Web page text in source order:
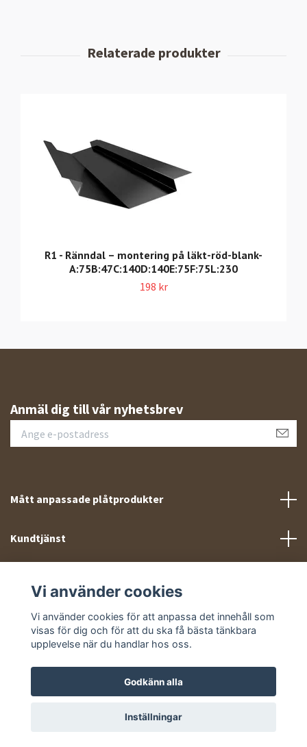
R1 - Ränndal – montering på läkt-röd-blank-
A:75B:47C:140D:140E:75F:75L:230
198 kr
Anmäl dig till vår nyhetsbrev
Mått anpassade plåtprodukter
Kundtjänst
Sociala medier
© 2026 Takprofiler.se
Vi använder cookies
Vi använder cookies för att anpassa det innehåll som
visas för dig och för att du ska få bästa tänkbara
upplevelse när du handlar hos oss.
Godkänn alla
Inställningar